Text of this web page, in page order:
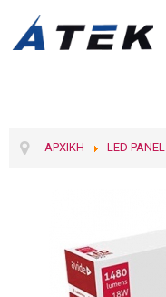
ΑΡΧΙΚΉ LED PANEL